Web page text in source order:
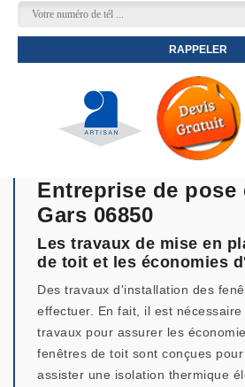
Entreprise de pose
Gars 06850
Les travaux de mise en
de toit et les économies
Des travaux d'installation des
effectuer. En fait, il est
travaux pour assurer les
fenêtres de toit sont conçues
assister une isolation thermique